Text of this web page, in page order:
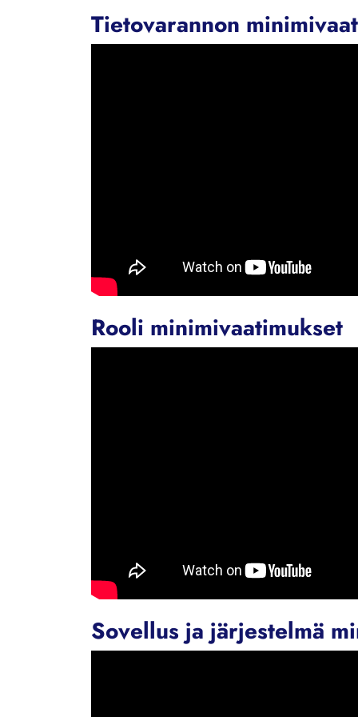
Tietovarannon
Rooli minimivaatimukset
Sovellus ja järjestelmä